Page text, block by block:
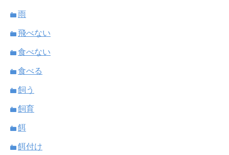
雨
飛べない
食べない
食べる
飼う
飼育
餌
餌付け